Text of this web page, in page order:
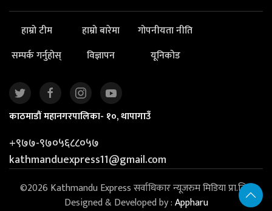
हाम्रो टीम हाम्रो बारेमा
गोपनीयता नीति
सम्पर्क गर्नुहोस्
विज्ञापन यूनिकोड
काठमाडौं महानगरपालिका- १०, थापागाउँ
+९७७-९७०५६८८०५७
kathmanduexpress11@gmail.com
©2026 Kathmandu Express सर्वाधिकार न्यूजरुम मिडिया प्रा.लि. |
Designed & Developed by :Appharu